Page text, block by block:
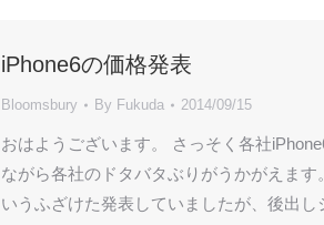
iPhone6の価格発表
Bloomsbury By Fukuda 2014/09/15
おはようございます。 さっそく各社
ながら各社のドタバタぶりがうかがえま
いうふざけた発表していましたが、後出